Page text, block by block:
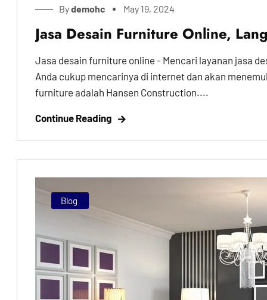
Bydemohc May 19, 2024
Jasa Desain Furniture Online,
Jasa desain furniture online - Mencari layanan jasa
Anda cukup mencarinya di internet dan akan
furniture adalah Hansen Construction....
Continue Reading
Blog